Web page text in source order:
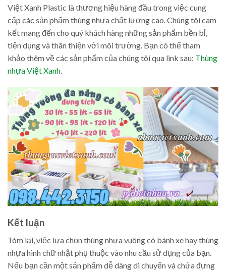
Việt Xanh Plastic là thương hiệu hàng đầu trong việc cung
cấp các sản phẩm thùng nhựa chất lượng cao. Chúng tôi cam
kết mang đến cho quý khách hàng những sản phẩm bền bỉ,
tiện dụng và thân thiện với môi trường. Bạn có thể tham
khảo thêm về các sản phẩm của chúng tôi qua link sau: Thùng
nhựa Việt Xanh.
Kết luận
Tóm lại, việc lựa chọn thùng nhựa vuông có bánh xe hay thùng
nhựa hình chữ nhật phụ thuộc vào nhu cầu sử dụng của bạn.
Nếu bạn cần một sản phẩm dễ dàng di chuyển và chứa đựng